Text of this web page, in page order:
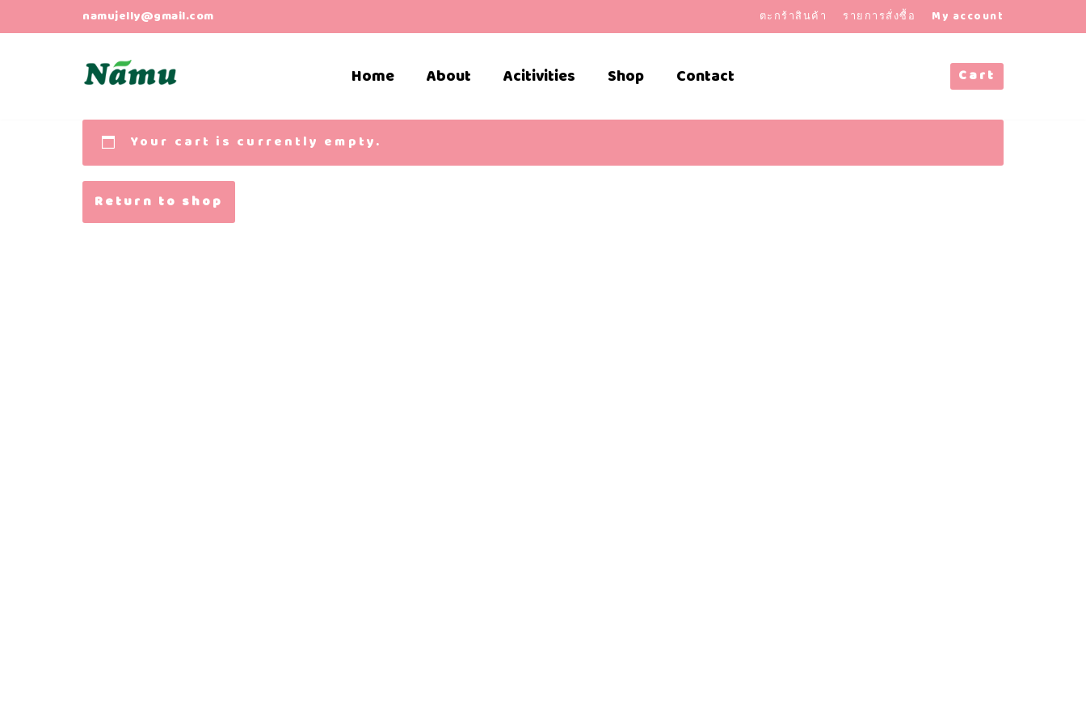
namujelly@gmail.com ตะกร้าสินค้า รายการสั่งซื้อ My account
Home About Acitivities Shop Contact Cart
Your cart is currently empty.
Return to shop